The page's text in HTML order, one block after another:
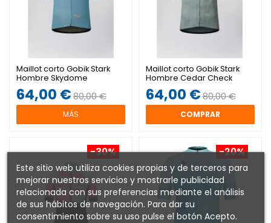
Maillot corto Gobik Stark
Hombre Skydome
64,00 €80,00 €
MÁS
Maillot corto Gobik Stark
Hombre Cedar Check
64,00 €80,00 €
COMPRAR
-30% -20%
Este sitio web utiliza cookies propias y de terceros para
mejorar nuestros servicios y mostrarle publicidad
relacionada con sus preferencias mediante el análisis
de sus hábitos de navegación. Para dar su
consentimiento sobre su uso pulse el botón Acepto.